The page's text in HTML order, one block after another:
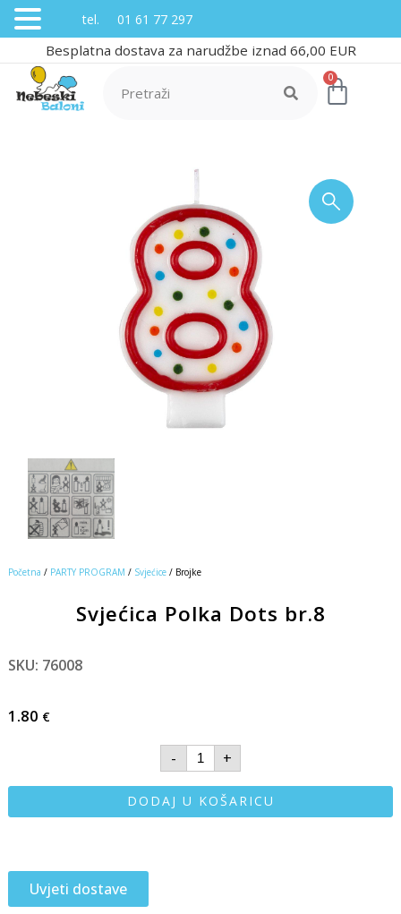
Besplatna dostava za narudžbe iznad 66,00 EUR
0
Početna / PARTY PROGRAM / Svjećice/ Brojke
Svjećica Polka Dots br.8
SKU: 76008
1.80 €
- +
DODAJ U KOŠARICU
Uvjeti dostave
tel. 01 61 77 297